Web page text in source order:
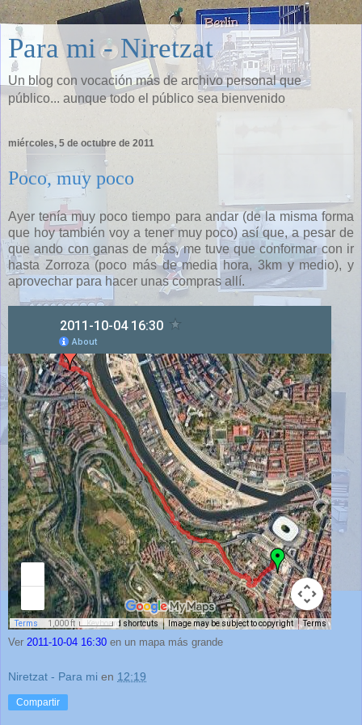
Para mi - Niretzat
Un blog con vocación más de archivo personal que
público... aunque todo el público sea bienvenido
miércoles, 5 de octubre de 2011
Poco, muy poco
Ayer tenía muy poco tiempo para andar (de la misma forma
que hoy también voy a tener muy poco) así que, a pesar de
que ando con ganas de más, me tuve que conformar con ir
hasta Zorroza (poco más de media hora, 3km y medio), y
aprovechar para hacer unas compras allí.
Ver 2011-10-04 16:30 en un mapa más grande
Niretzat - Para mi en 12:19
Compartir